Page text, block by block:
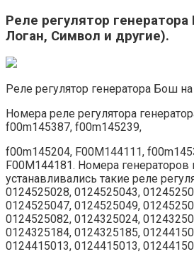
Реле регулятор
Логан, Символ и другие).
Реле регулятор генератора Бош
Номера реле регулятора
f00m145387, f00m145239,
f00m145204, F00M144111,
F00M144181. Номера генераторов
устанавливались такие реле
0124525028, 0124525043,
0124525047, 0124525049,
0124525082, 0124325024,
0124325184, 0124325185,
0124415013, 0124415013,